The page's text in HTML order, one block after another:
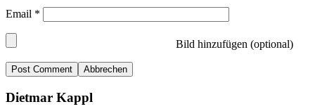
Email *
Bild hinzufügen (optional)
Abbrechen
Dietmar Kappl